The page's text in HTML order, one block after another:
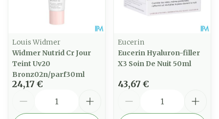
Louis Widmer
Widmer Nutrid Cr Jour
Teint Uv20
Bronz02n/parf30ml
24,17 €
Eucerin
Eucerin Hyaluron-filler
X3 Soin De Nuit 50ml
43,67 €